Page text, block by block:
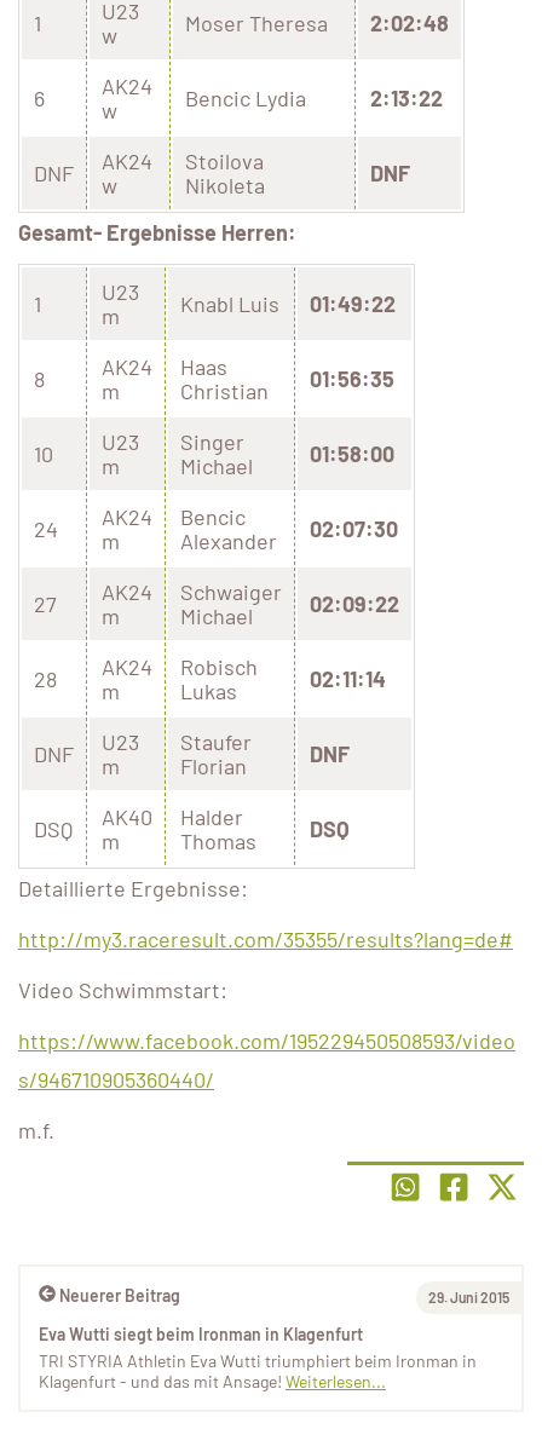
1
U23
w
Moser Theresa 2:02:48
6
AK24
w
Bencic Lydia 2:13:22
DNF
AK24
w
Stoilova
Nikoleta
DNF
Gesamt- Ergebnisse Herren:
1
U23
m
Knabl Luis 01:49:22
8
AK24
m
Haas
Christian
01:56:35
10
U23
m
Singer
Michael
01:58:00
24
AK24
m
Bencic
Alexander
02:07:30
27
AK24
m
Schwaiger
Michael
02:09:22
28
AK24
m
Robisch
Lukas
02:11:14
DNF
U23
m
Staufer
Florian
DNF
DSQ
AK40
m
Halder
Thomas
DSQ
Detaillierte Ergebnisse:
http://my3.raceresult.com/35355/results?lang=de#
Video Schwimmstart:
https://www.facebook.com/195229450508593/video
s/946710905360440/
m.f.
Neuerer Beitrag 29. Juni 2015
Eva Wutti siegt beim Ironman in Klagenfurt
TRI STYRIA Athletin Eva Wutti triumphiert beim Ironman in
Klagenfurt - und das mit Ansage! Weiterlesen...